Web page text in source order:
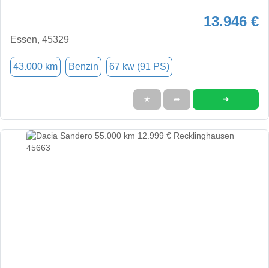
13.946 €
Essen, 45329
43.000 km Benzin 67 kw (91 PS)
★ ➦ ➜